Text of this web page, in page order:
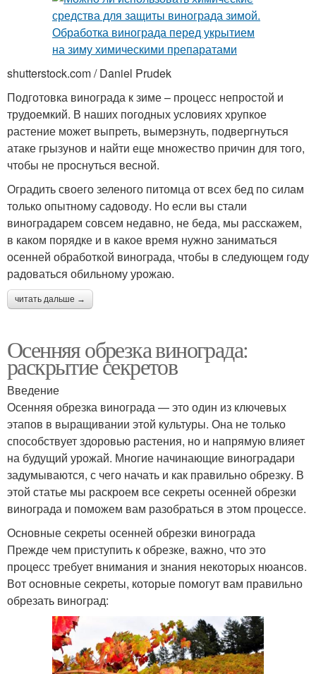
shutterstock.com / Daniel Prudek
Подготовка винограда к зиме – процесс непростой и
трудоемкий. В наших погодных условиях хрупкое
растение может выпреть, вымерзнуть, подвергнуться
атаке грызунов и найти еще множество причин для того,
чтобы не проснуться весной.
Оградить своего зеленого питомца от всех бед по силам
только опытному садоводу. Но если вы стали
виноградарем совсем недавно, не беда, мы расскажем,
в каком порядке и в какое время нужно заниматься
осенней обработкой винограда, чтобы в следующем году
радоваться обильному урожаю.
читать дальше →
Осенняя обрезка винограда:
раскрытие секретов
Введение
Осенняя обрезка винограда — это один из ключевых
этапов в выращивании этой культуры. Она не только
способствует здоровью растения, но и напрямую влияет
на будущий урожай. Многие начинающие виноградари
задумываются, с чего начать и как правильно обрезку. В
этой статье мы раскроем все секреты осенней обрезки
винограда и поможем вам разобраться в этом процессе.
Основные секреты осенней обрезки винограда
Прежде чем приступить к обрезке, важно, что это
процесс требует внимания и знания некоторых нюансов.
Вот основные секреты, которые помогут вам правильно
обрезать виноград: